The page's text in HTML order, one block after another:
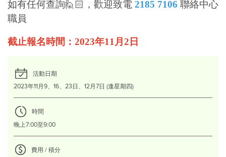
如有任何查詢🙋🏻，歡迎致電 2185 7106 聯絡中心
職員
截止報名時間：2023年11月2日
活動日期
2023年11月9、16、23日、12月7日 (逢星期四)
時間
晚上7:00至9:00
費用 / 積分